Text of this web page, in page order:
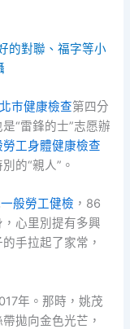
的對聯、福字等小
巿健康檢查第四分
“雷鋒的士”志愿辦
勞工身體健康檢查
的“親人”。
一般勞工健檢 ，86
心里別提有多興
手拉起了家常，
年。那時，姚茂
拋向金色光芒，